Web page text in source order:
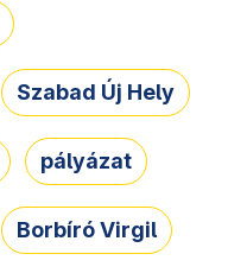
Szabad Új Hely
pályázat
Borbíró Virgil